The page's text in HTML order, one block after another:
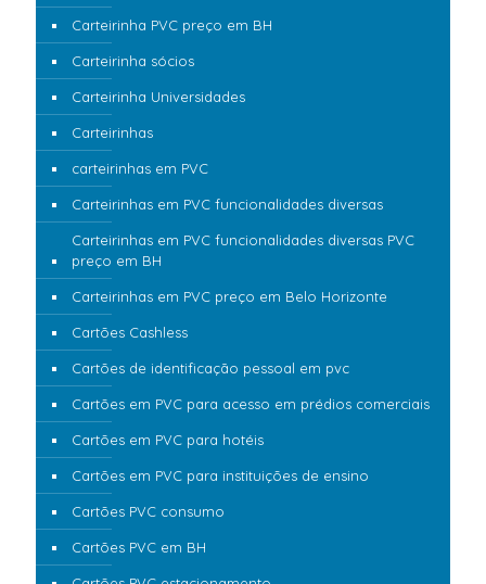
Carteirinha PVC preço em BH
Carteirinha sócios
Carteirinha Universidades
Carteirinhas
carteirinhas em PVC
Carteirinhas em PVC funcionalidades diversas
Carteirinhas em PVC funcionalidades diversas PVC
preço em BH
Carteirinhas em PVC preço em Belo Horizonte
Cartões Cashless
Cartões de identificação pessoal em pvc
Cartões em PVC para acesso em prédios comerciais
Cartões em PVC para hotéis
Cartões em PVC para instituições de ensino
Cartões PVC consumo
Cartões PVC em BH